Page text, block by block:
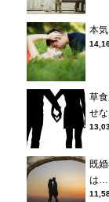
本
草
せ
既
は…